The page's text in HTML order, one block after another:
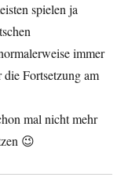
spielen ja
immer
Fortsetzung am
mal nicht mehr
😉